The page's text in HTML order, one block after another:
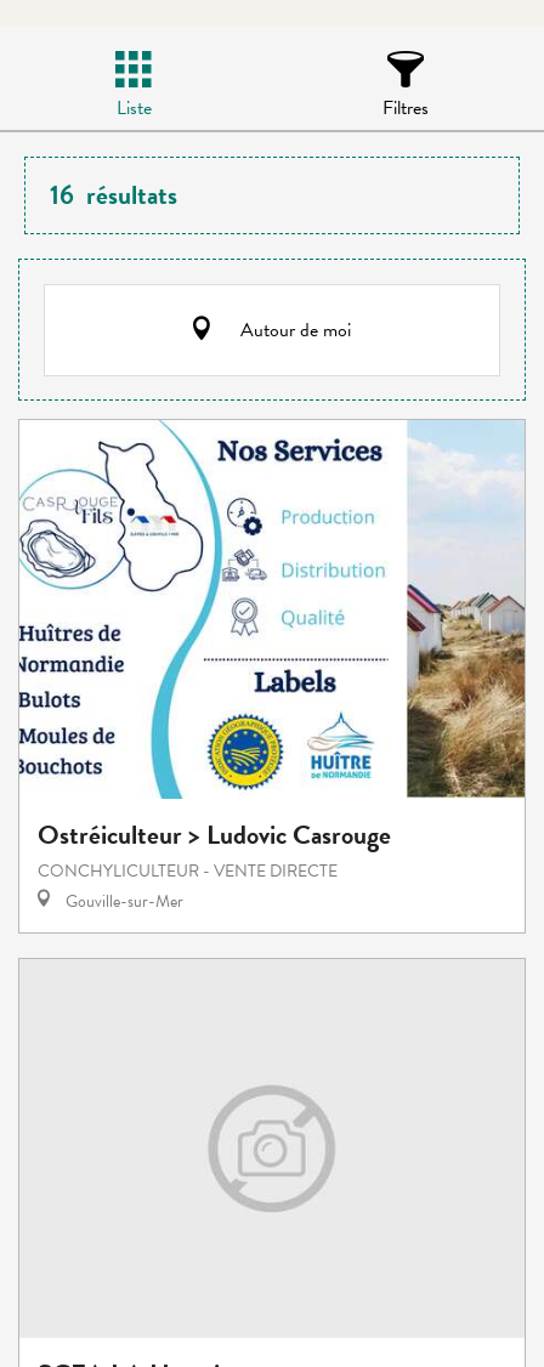
Liste Filtres
16 résultats
Autour de moi
Ostréiculteur > Ludovic Casrouge
CONCHYLICULTEUR - VENTE DIRECTE
Gouville-sur-Mer